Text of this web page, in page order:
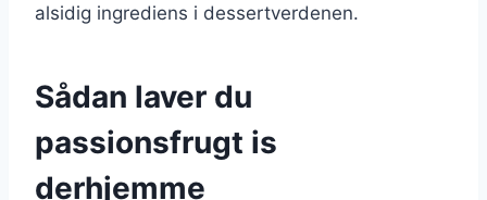
alsidig ingrediens i dessertverdenen.
Sådan laver du
passionsfrugt is
derhjemme